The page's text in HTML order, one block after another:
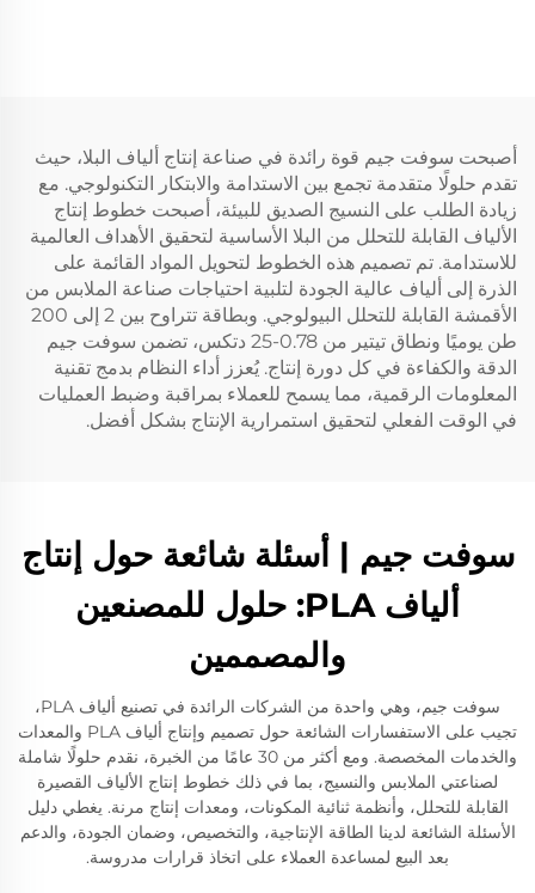
أصبحت سوفت جيم قوة رائدة في صناعة إنتاج ألياف البلا، حيث
تقدم حلولًا متقدمة تجمع بين الاستدامة والابتكار التكنولوجي. مع
زيادة الطلب على النسيج الصديق للبيئة، أصبحت خطوط إنتاج
الألياف القابلة للتحلل من البلا الأساسية لتحقيق الأهداف العالمية
للاستدامة. تم تصميم هذه الخطوط لتحويل المواد القائمة على
الذرة إلى ألياف عالية الجودة لتلبية احتياجات صناعة الملابس من
الأقمشة القابلة للتحلل البيولوجي. وبطاقة تتراوح بين 2 إلى 200
طن يوميًا ونطاق تيتير من 0.78-25 دتكس، تضمن سوفت جيم
الدقة والكفاءة في كل دورة إنتاج. يُعزز أداء النظام بدمج تقنية
المعلومات الرقمية، مما يسمح للعملاء بمراقبة وضبط العمليات
في الوقت الفعلي لتحقيق استمرارية الإنتاج بشكل أفضل.
سوفت جيم | أسئلة شائعة حول إنتاج
ألياف PLA: حلول للمصنعين
والمصممين
سوفت جيم، وهي واحدة من الشركات الرائدة في تصنيع ألياف PLA،
تجيب على الاستفسارات الشائعة حول تصميم وإنتاج ألياف PLA والمعدات
والخدمات المخصصة. ومع أكثر من 30 عامًا من الخبرة، نقدم حلولًا شاملة
لصناعتي الملابس والنسيج، بما في ذلك خطوط إنتاج الألياف القصيرة
القابلة للتحلل، وأنظمة ثنائية المكونات، ومعدات إنتاج مرنة. يغطي دليل
الأسئلة الشائعة لدينا الطاقة الإنتاجية، والتخصيص، وضمان الجودة، والدعم
بعد البيع لمساعدة العملاء على اتخاذ قرارات مدروسة.